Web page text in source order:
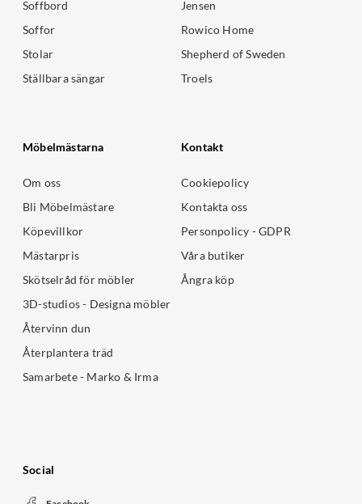
Soffbord
Soffor
Stolar
Ställbara sängar
Jensen
Rowico Home
Shepherd of Sweden
Troels
Möbelmästarna
Om oss
Bli Möbelmästare
Köpevillkor
Mästarpris
Skötselråd för möbler
3D-studios - Designa möbler
Återvinn dun
Återplantera träd
Samarbete - Marko & Irma
Kontakt
Cookiepolicy
Kontakta oss
Personpolicy - GDPR
Våra butiker
Ångra köp
Social